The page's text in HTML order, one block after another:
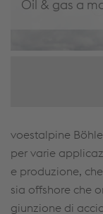
Oil & gas a
voestalpine
per varie
e produzione,
sia offshore che
giunzione di